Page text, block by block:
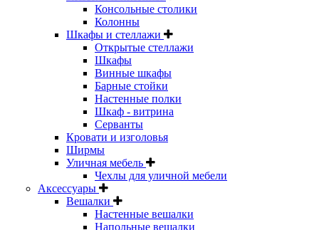
Консольные столики
Колонны
Шкафы и стеллажи
Открытые стеллажи
Шкафы
Винные шкафы
Барные стойки
Настенные полки
Шкаф - витрина
Серванты
Кровати и изголовья
Ширмы
Уличная мебель
Чехлы для уличной мебели
Аксессуары
Вешалки
Настенные вешалки
Напольные вешалки